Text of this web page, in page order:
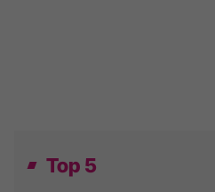
Top 5